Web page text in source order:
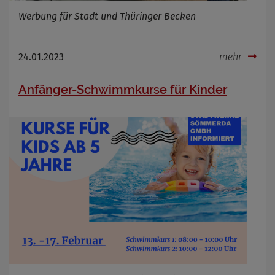
Werbung für Stadt und Thüringer Becken
24.01.2023 mehr
Anfänger-Schwimmkurse für Kinder
Zweck
Infos schließen